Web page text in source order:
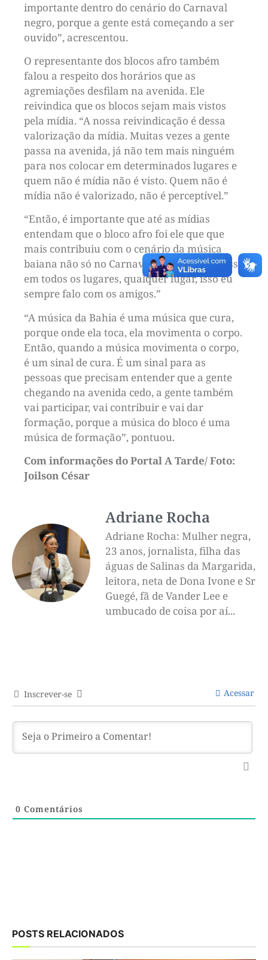
importante dentro do cenário do Carnaval
negro, porque a gente está começando a ser
ouvido”, acrescentou.
O representante dos blocos afro também
falou a respeito dos horários que as
agremiações desfilam na avenida. Ele
reivindica que os blocos sejam mais vistos
pela mídia. “A nossa reivindicação é dessa
valorização da mídia. Muitas vezes a gente
passa na avenida, já não tem mais ninguém
para nos colocar em determinados lugares e
quem não é mídia não é visto. Quem não é
mídia não é valorizado, não é perceptível.”
“Então, é importante que até as mídias
entendam que o bloco afro foi ele que que
mais contribuiu com o cenário da música
baiana não só no Carnaval da Bahia, mas isso
em todos os lugares, qualquer lugar, isso eu
sempre falo com os amigos.”
“A música da Bahia é uma música que cura,
porque onde ela toca, ela movimenta o corpo.
Então, quando a música movimenta o corpo,
é um sinal de cura. É um sinal para as
pessoas que precisam entender que a gente
chegando na avenida cedo, a gente também
vai participar, vai contribuir e vai dar
formação, porque a música do bloco é uma
música de formação”, pontuou.
Com informações do Portal A Tarde/ Foto:
Joilson César
Adriane Rocha
Adriane Rocha: Mulher negra,
23 anos, jornalista, filha das
águas de Salinas da Margarida,
leitora, neta de Dona Ivone e Sr
Guegé, fã de Vander Lee e
umbucado de coisa por aí...
Inscrever-se Acessar
0 Comentários
POSTS RELACIONADOS